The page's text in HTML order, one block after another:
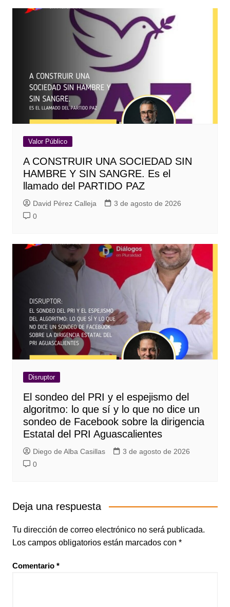
Valor Público
A CONSTRUIR UNA SOCIEDAD SIN
HAMBRE Y SIN SANGRE. Es el
llamado del PARTIDO PAZ
David Pérez Calleja
3 de agosto de 2026
0
Disruptor
El sondeo del PRI y el espejismo del
algoritmo: lo que sí y lo que no dice un
sondeo de Facebook sobre la dirigencia
Estatal del PRI Aguascalientes
Diego de Alba Casillas
3 de agosto de 2026
0
Deja una respuesta
Tu dirección de correo electrónico no será publicada.
Los campos obligatorios están marcados con *
Comentario *